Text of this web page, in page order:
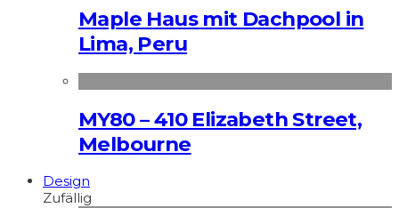
Maple Haus mit Dachpool in
Lima, Peru
MY80 – 410 Elizabeth Street,
Melbourne
Design
Zufällig